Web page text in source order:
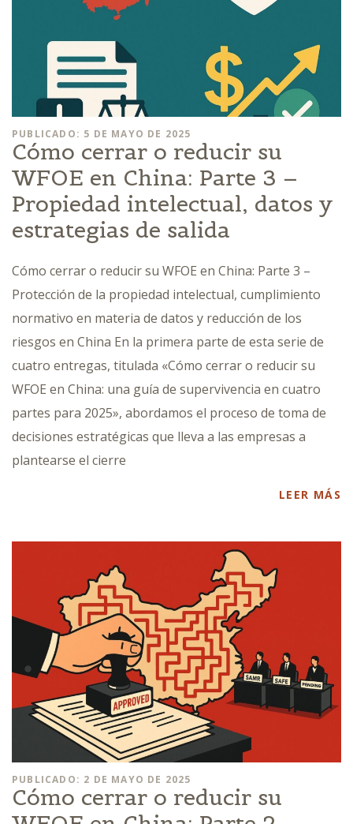
PUBLICADO: 5 DE MAYO DE 2025
Cómo cerrar o reducir su
WFOE en China: Parte 3 –
Propiedad intelectual, datos y
estrategias de salida
Cómo cerrar o reducir su WFOE en China: Parte 3 –
Protección de la propiedad intelectual, cumplimiento
normativo en materia de datos y reducción de los
riesgos en China En la primera parte de esta serie de
cuatro entregas, titulada «Cómo cerrar o reducir su
WFOE en China: una guía de supervivencia en cuatro
partes para 2025», abordamos el proceso de toma de
decisiones estratégicas que lleva a las empresas a
plantearse el cierre
LEER MÁS
PUBLICADO: 2 DE MAYO DE 2025
Cómo cerrar o reducir su